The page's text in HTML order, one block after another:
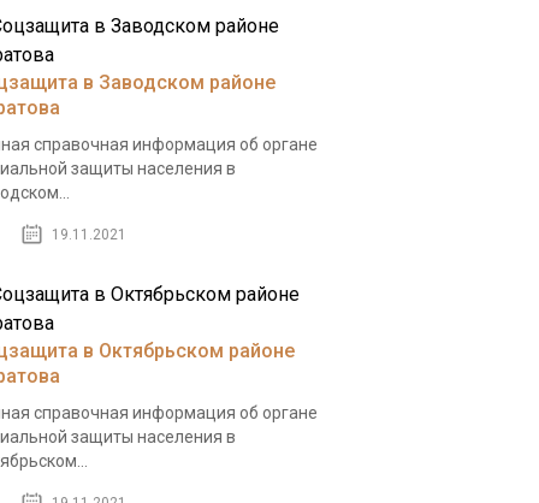
в Заводском районе
справочная информация об органе
защиты населения в
19.11.2021
в Октябрьском районе
справочная информация об органе
защиты населения в